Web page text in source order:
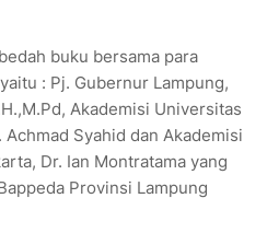
buku bersama para
: Pj. Gubernur Lampung,
Akademisi Universitas
Syahid dan Akademisi
Dr. Ian Montratama yang
Provinsi Lampung